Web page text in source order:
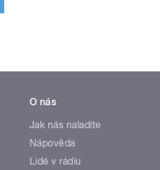
O nás
Jak nás naladíte
Nápověda
Lidé v rádiu